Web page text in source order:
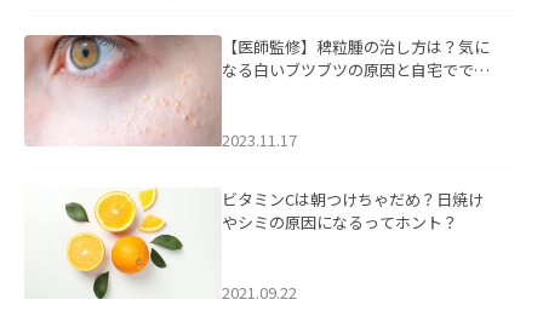
【医師監修】稗粒腫の治し方は？気に
なる白いブツブツの原因と自宅ででき
2023.11.17
ビタミンCは朝つけちゃだめ？日焼け
やシミの原因になるってホント？
2021.09.22